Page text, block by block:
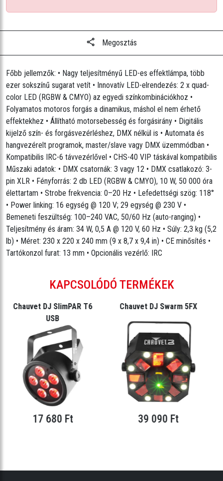
Opcionális vezérlő: IRC
Megosztás
Főbb jellemzők: • Nagy teljesítményű LED-es effektlámpa, több
ezer sokszínű sugarat vetít • Innovatív LED-elrendezés: 2 x quad-
color LED (RGBW & CMYO) az egyedi színkombinációkhoz •
Folyamatos motoros forgás a dinamikus, máshol el nem érhető
effektekhez • Állítható motorsebesség és forgásirány • Digitális
kijelző szín- és forgásvezérléshez, DMX nélkül is • Automata és
hangvezérelt programok, master/slave vagy DMX üzemmódban •
Kompatibilis IRC-6 távvezérlővel • CHS-40 VIP táskával kompatibilis
Műszaki adatok: • DMX csatornák: 3 vagy 12 • DMX csatlakozó: 3-
pin XLR • Fényforrás: 2 db LED (RGBW & CMYO), 10 W, 50 000 óra
élettartam • Strobe frekvencia: 0–20 Hz • Lefedettségi szög: 118°
• Power linking: 16 egység @ 120 V; 29 egység @ 230 V •
Bemeneti feszültség: 100–240 VAC, 50/60 Hz (auto-ranging) •
Teljesítmény és áram: 34 W, 0,5 A @ 120 V, 60 Hz • Súly: 2,3 kg (5,2
lb) • Méret: 230 x 220 x 240 mm (9 x 8,7 x 9,4 in) • CE minősítés •
Tartókonzol furat: 13 mm • Opcionális vezérlő: IRC
KAPCSOLÓDÓ TERMÉKEK
Chauvet DJ SlimPAR T6
USB
17 680 Ft
Chauvet DJ Swarm 5FX
39 090 Ft